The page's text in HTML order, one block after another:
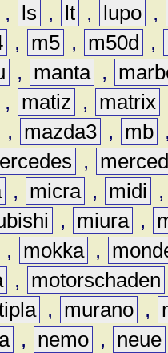
, ls , lt , lupo ,
, m5 , m50d ,
, manta ,
, matiz , matrix
, mazda3 , mb
,
, micra , midi
, miura ,
, mokka ,
, motorschaden
, murano ,
, nemo , neue